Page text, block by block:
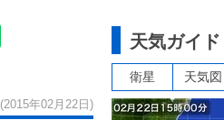
(2015年02月22日)
天気ガイド
衛星 天気図